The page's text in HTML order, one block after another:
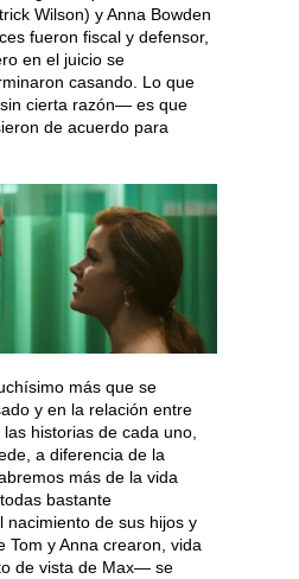
Wilson) y Anna Bowden
fueron fiscal y defensor,
en el juicio se
casando. Lo que
cierta razón— es que
de acuerdo para
más que se
y en la relación entre
historias de cada uno,
a diferencia de la
más de la vida
bastante
de sus hijos y
Tom y Anna crearon, vida
de vista de Max— se